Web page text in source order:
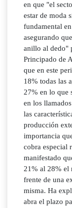
en que "el
estar de moda
fundamental
asegurando
anillo al dedo"
Principado de
que en este
18% todas las
27% en lo que
en los
las
producción
importancia
cobra especial
manifestado
21% al 28% el
frente de una
misma. Ha
abra el plazo